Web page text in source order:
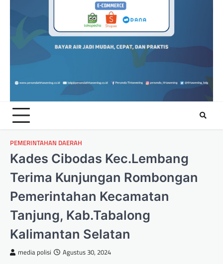
PEMERINTAHAN DAERAH
Kades Cibodas Kec.Lembang
Terima Kunjungan Rombongan
Pemerintahan Kecamatan
Tanjung, Kab.Tabalong
Kalimantan Selatan
media polisi Agustus 30, 2024